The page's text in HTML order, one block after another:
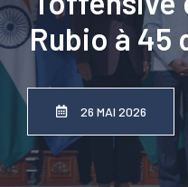
Rubio à 45
26 MAI 2026